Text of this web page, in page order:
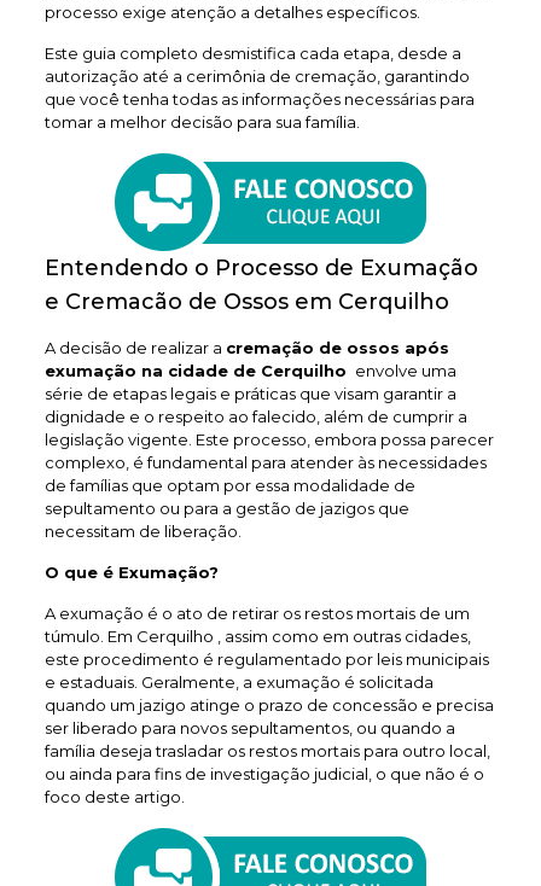
processo exige atenção a detalhes específicos.
Este guia completo desmistifica cada etapa, desde a
autorização até a cerimônia de cremação, garantindo
que você tenha todas as informações necessárias para
tomar a melhor decisão para sua família.
Entendendo o Processo de Exumação
e Cremacão de Ossos em Cerquilho
A decisão de realizar a cremação de ossos após
exumação na cidade de Cerquilho envolve uma
série de etapas legais e práticas que visam garantir a
dignidade e o respeito ao falecido, além de cumprir a
legislação vigente. Este processo, embora possa parecer
complexo, é fundamental para atender às necessidades
de famílias que optam por essa modalidade de
sepultamento ou para a gestão de jazigos que
necessitam de liberação.
O que é Exumação?
A exumação é o ato de retirar os restos mortais de um
túmulo. Em Cerquilho , assim como em outras cidades,
este procedimento é regulamentado por leis municipais
e estaduais. Geralmente, a exumação é solicitada
quando um jazigo atinge o prazo de concessão e precisa
ser liberado para novos sepultamentos, ou quando a
família deseja trasladar os restos mortais para outro local,
ou ainda para fins de investigação judicial, o que não é o
foco deste artigo.